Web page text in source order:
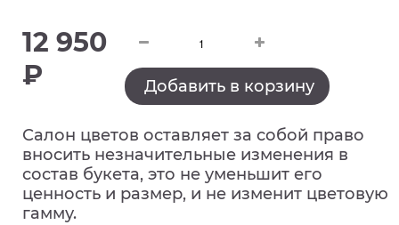
12 950
₽
Добавить в корзину
Салон цветов оставляет за собой право
вносить незначительные изменения в
состав букета, это не уменьшит его
ценность и размер, и не изменит цветовую
гамму.